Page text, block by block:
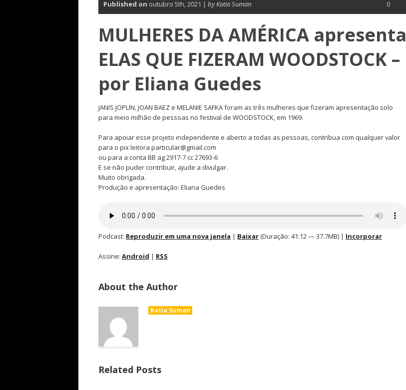
Published on outubro 5th, 2021 | by Katia Suman 0
MULHERES DA AMÉRICA apresenta
ELAS QUE FIZERAM WOODSTOCK –
por Eliana Guedes
JANIS JOPLIN, JOAN BAEZ e MELANIE SAFKA foram as três mulheres que fizeram apresentação solo
para meio milhão de pessoas no festival de WOODSTOCK, em 1969.
Para apoiar esse projeto independente e aberto a todas as pessoas, contribua com qualquer valor
para o pix leitora particular@gmail.com
ou para a conta BB ag 2917-7 cc 27693-6
E se não puder contribuir, ajude a divulgar.
Muito obrigada.
Produção e apresentação: Eliana Guedes
Podcast: Reproduzir em uma nova janela | Baixar(Duração: 41:12 — 37.7MB) | Incorporar
Assine: Android | RSS
About the Author
Katia Suman
Related Posts